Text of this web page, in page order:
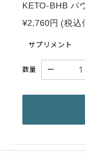
KETO-BHB パ
¥2,760円 (税
サプリメント
数量